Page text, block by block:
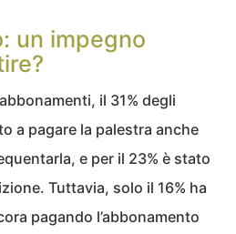
un impegno
il 31% degli
a pagare la palestra anche
e per il 23% è stato
Tuttavia, solo il 16% ha
pagando l’abbonamento